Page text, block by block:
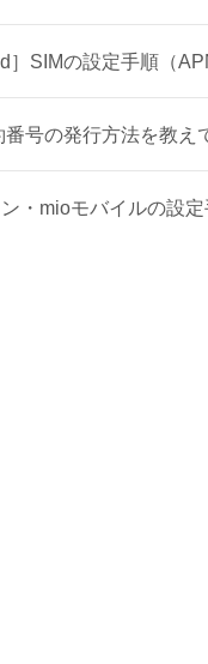
］SIMの設定手順（
番号の発行方法を教え
・mioモバイルの設